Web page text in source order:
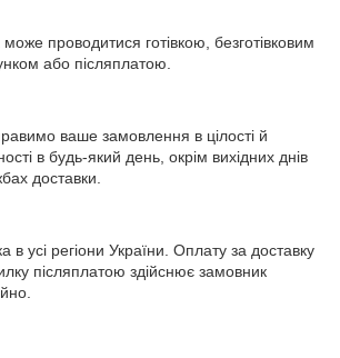
проводитися готівкою, безготівковим
або післяплатою.
ваше замовлення в цілості й
в будь-який день, окрім вихідних днів
доставки.
в усі регіони України. Оплату за доставку
післяплатою здійснює замовник